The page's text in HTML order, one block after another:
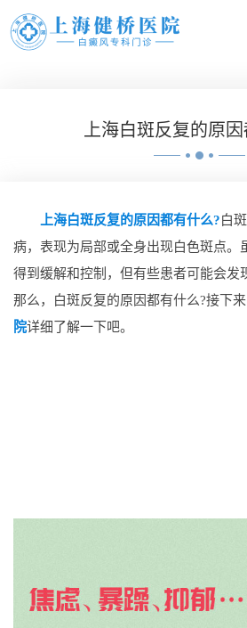
上海白斑反复的原
上海白斑反复的原因都有什么?白
病，表现为局部或全身出现白色斑点。
得到缓解和控制，但有些患者可能会发
那么，白斑反复的原因都有什么?接下
院详细了解一下吧。